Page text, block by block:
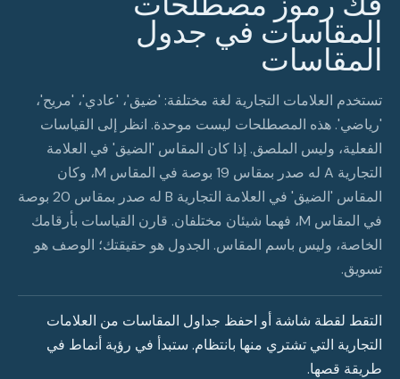
المقاسات في جدول
المقاسات
تستخدم العلامات التجارية لغة مختلفة: 'ضيق'، 'عادي'، 'مريح'،
'رياضي'. هذه المصطلحات ليست موحدة. انظر إلى القياسات
الفعلية، وليس الملصق. إذا كان المقاس 'الضيق' في العلامة
التجارية A له صدر بمقاس 19 بوصة في المقاس M، وكان
المقاس 'الضيق' في العلامة التجارية B له صدر بمقاس 20 بوصة
في المقاس M، فهما شيئان مختلفان. قارن القياسات بأرقامك
الخاصة، وليس باسم المقاس. الجدول هو حقيقتك؛ الوصف هو
تسويق.
التقط لقطة شاشة أو احفظ جداول المقاسات من العلامات
التجارية التي تشتري منها بانتظام. ستبدأ في رؤية أنماط في
طريقة قصها.